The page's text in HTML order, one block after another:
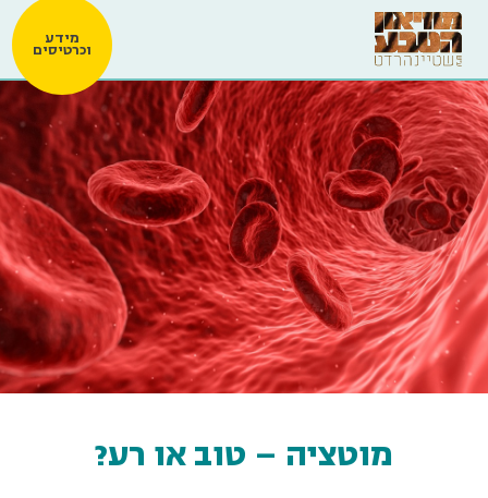
מידע
וכרטיסים
מוטציה – טוב או רע?